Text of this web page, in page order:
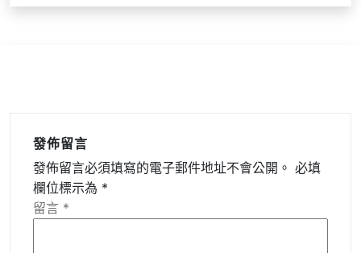
發佈留言
發佈留言必須填寫的電子郵件地址不會公開。 必填
欄位標示為 *
留言 *